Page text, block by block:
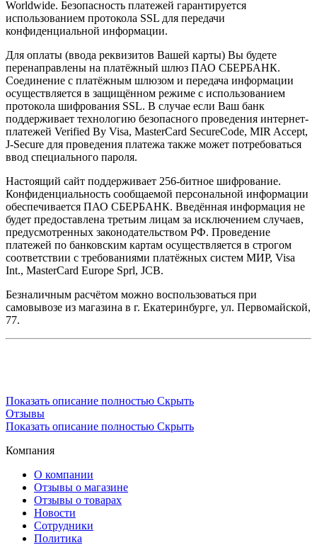
Worldwide. Безопасность платежей гарантируется
использованием протокола SSL для передачи
конфиденциальной информации.
Для оплаты (ввода реквизитов Вашей карты) Вы будете
перенаправлены на платёжный шлюз ПАО СБЕРБАНК.
Соединение с платёжным шлюзом и передача информации
осуществляется в защищённом режиме с использованием
протокола шифрования SSL. В случае если Ваш банк
поддерживает технологию безопасного проведения интернет-
платежей Verified By Visa, MasterCard SecureCode, MIR Accept,
J-Secure для проведения платежа также может потребоваться
ввод специального пароля.
Настоящий сайт поддерживает 256-битное шифрование.
Конфиденциальность сообщаемой персональной информации
обеспечивается ПАО СБЕРБАНК. Введённая информация не
будет предоставлена третьим лицам за исключением случаев,
предусмотренных законодательством РФ. Проведение
платежей по банковским картам осуществляется в строгом
соответствии с требованиями платёжных систем МИР, Visa
Int., MasterCard Europe Sprl, JCB.
Безналичным расчётом можно воспользоваться при
самовывозе из магазина в г. Екатеринбурге, ул. Первомайской,
77.
Показать описание полностью Скрыть
Отзывы
Показать описание полностью Скрыть
Компания
О компании
Отзывы о магазине
Отзывы о товарах
Новости
Сотрудники
Политика